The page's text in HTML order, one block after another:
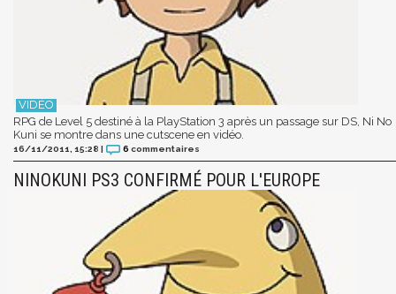
RPG de Level 5 destiné à la PlayStation 3 après un passage sur DS, Ni No
Kuni se montre dans une cutscene en vidéo.
16/11/2011, 15:28 6 commentaires
NINOKUNI PS3 CONFIRMÉ POUR L'EUROPE